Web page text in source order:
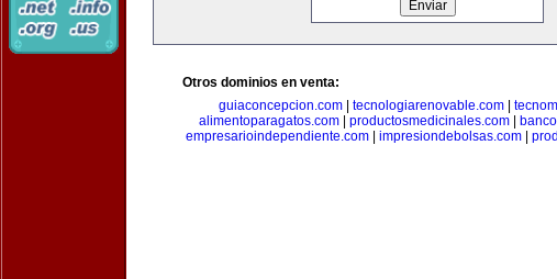
Otros dominios en venta:
guiaconcepcion.com| tecnologiarenovable.com|
alimentoparagatos.com
productosmedicinales.com
empresarioindependiente.com
impresiondebolsas.com